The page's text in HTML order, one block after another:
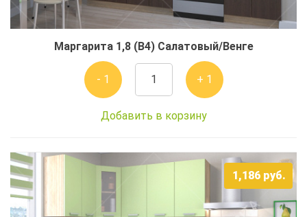
Маргарита 1,8 (В4) Салатовый/Венге
- 1 + 1
Добавить в корзину
1,186 руб.